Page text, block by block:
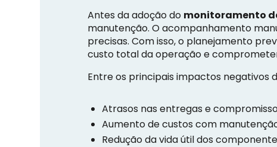
Antes da adoção do monitoramento
manutenção. O acompanhamento
precisas. Com isso, o planejamento
custo total da operação e
Entre os principais impactos negativos
Atrasos nas entregas e
Aumento de custos com
Redução da vida útil dos